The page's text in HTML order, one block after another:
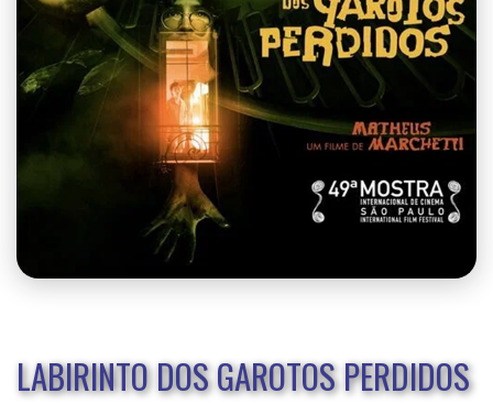
LABIRINTO DOS GAROTOS PERDIDOS